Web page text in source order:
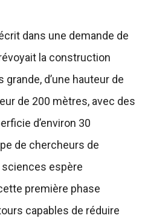
dans une demande de
la construction
grande, d’une hauteur de
de 200 mètres, avec des
d’environ 30
de chercheurs de
sciences espère
première phase
capables de réduire